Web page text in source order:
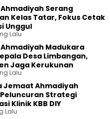
Serang
Kelas Tatar, Fokus Cetak
Unggul
Lalu
Madukara
Desa Limbangan,
Jaga Kerukunan
Lalu
Jemaat Ahmadiyah
Strategi
Klinik KBB DIY
Lalu